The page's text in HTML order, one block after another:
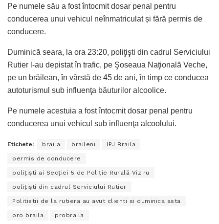
Pe numele său a fost întocmit dosar penal pentru
conducerea unui vehicul neînmatriculat și fără permis de
conducere.
Duminică seara, la ora 23:20, poliţişti din cadrul Serviciului
Rutier l-au depistat în trafic, pe Şoseaua Naţională Veche,
pe un brăilean, în vârstă de 45 de ani, în timp ce conducea
autoturismul sub influenţa băuturilor alcoolice.
Pe numele acestuia a fost întocmit dosar penal pentru
conducerea unui vehicul sub influenţa alcoolului.
Etichete: braila braileni IPJ Braila
permis de conducere
poliţişti ai Secţiei 5 de Poliţie Rurală Viziru
poliţişti din cadrul Serviciului Rutier
Politistii de la rutiera au avut clienti si duminica asta
pro braila probraila